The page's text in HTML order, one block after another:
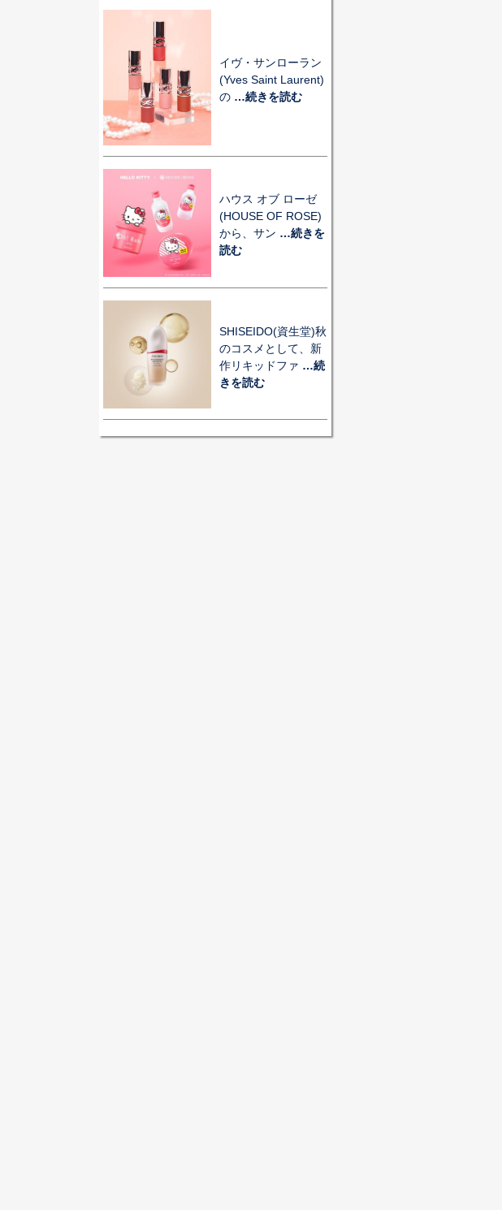
イヴ・サンローラン
(Yves Saint Laurent)
の …続きを読む
ハウス オブ ローゼ
(HOUSE OF ROSE)
から、サン …続きを
読む
SHISEIDO(資生堂)秋
のコスメとして、新
作リキッドファ …続
きを読む